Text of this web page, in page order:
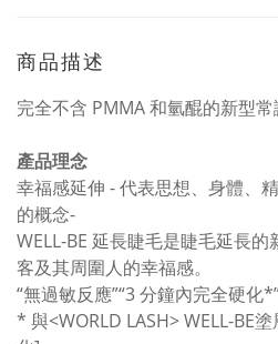
商品描述
完全不含 PMMA 和氫醌的新型
產品理念
幸福感延伸 - 代表思想、身體、
的概念-
WELL-BE 延長睫毛是睫毛延長
客及其周圍人的幸福感。
“無過敏反應”“3 分鐘內完全硬化
* 與<WORLD LASH> WELL-BE